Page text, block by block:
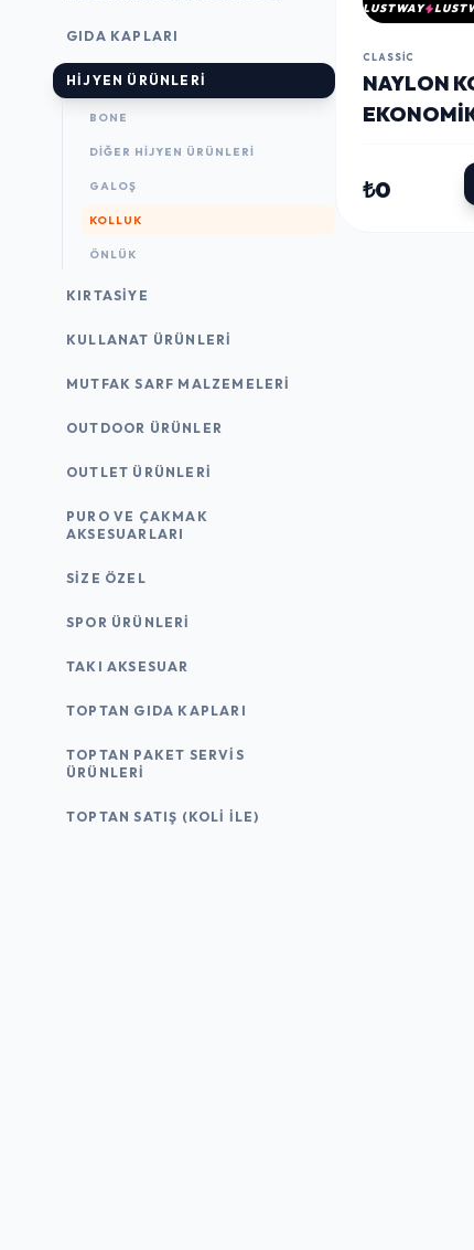
GIDA KAPLARI
HIJYEN ÜRÜNLERI
BONE
DIĞER HIJYEN ÜRÜNLERI
GALOŞ
KOLLUK
ÖNLÜK
KIRTASİYE
KULLANAT ÜRÜNLERI
MUTFAK SARF MALZEMELERI
OUTDOOR ÜRÜNLER
OUTLET ÜRÜNLERI
PURO VE ÇAKMAK
AKSESUARLARI
SIZE ÖZEL
SPOR ÜRÜNLERI
TAKI AKSESUAR
TOPTAN GIDA KAPLARI
TOPTAN PAKET SERVIS
ÜRÜNLERI
TOPTAN SATIŞ (KOLI İLE)
LUSTWAY
CLASSIC
NAYLON
₺0